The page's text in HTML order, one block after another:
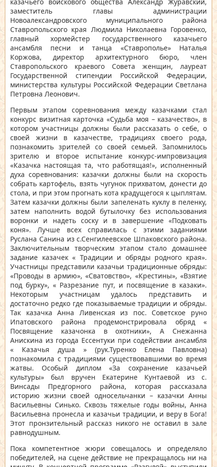
заместитель главы администрации
Новоалександровского муниципального района
Ставропольского края Людмила Николаевна Горовенко,
главный хормейстер государственного казачьего
ансамбля песни и танца «Ставрополье» Наталья
Коржова, директор архитектурного бюро, член
Ставропольского краевого Совета женщин, лауреат
Государственной стипендии Российской Федерации,
министерства культуры Российской Федерации Светлана
Петровна Леонович.
Первым этапом соревнования между казачками стал
конкурс визитная карточка «Судьба моя – казачество», в
котором участницы должны были рассказать о себе, о
своей жизни в казачестве, традициях своего рода,
познакомить зрителей со своей семьей. Запомнилось
зрителю и второе испытание конкурс-импровизация
«Казачка настоящая та, что работящая!», исполненный
духа соревнования: казачки должны были на скорость
собрать картофель, взять чугунок прихватом, донести до
стола, и при этом прогнать кота крадущегося к цыплятам.
Затем казачки должны были запеленать куклу в пеленку,
затем наполнить водой бутылочку без использования
воронки и надеть соску и в завершение «Подковать
коня». Лучше всех справилась с этими заданиями
Руслана Санина из с.Сенгилеевское Шпаковского района.
Заключительным творческим этапом стало домашнее
задание казачек « Традиции и обряды родного края».
Участницы представили казачьи традиционные обряды:
«Проводы в армию», «Сватовство», «Крестины», «Взятие
под бурку», « Разрезание пут, и посвящение в казаки».
Некоторым участницам удалось представить и
достаточно редко где показываемые традиции и обряды.
Так казачка Анна Ливенская из пос. Советское руно
Ипатовского района продемонстрировала обряд «
Посвящение казачонка в охотники», А Снежанна
Анискина из города Ессентуки при содействии ансамбля
« Казачья душа » (рук.Туренко Елена Павловна)
познакомила с традициями существовавшими во время
жатвы. Особый диплом «За сохранение казачьей
культуры» был вручен Екатерине Кунтаевой из с.
Винсады Предгорного района, которая рассказала
историю жизни своей односельчанки – казачки Анны
Васильевны Синько. Сквозь тяжелые годы войны, Анна
Васильевна пронесла и казачьи традиции, и веру в Бога!
Этот пронзительный рассказ никого не оставил в зале
равнодушным.
Пока компетентное жюри совещалось и определяло
победителей, на сцене действие не прекращалось ни на